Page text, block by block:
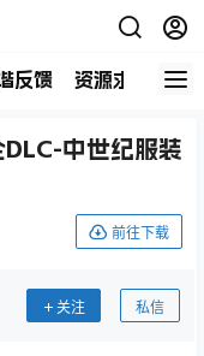
反馈 资源求助 商
中世纪服装
前往下载
关注 私信